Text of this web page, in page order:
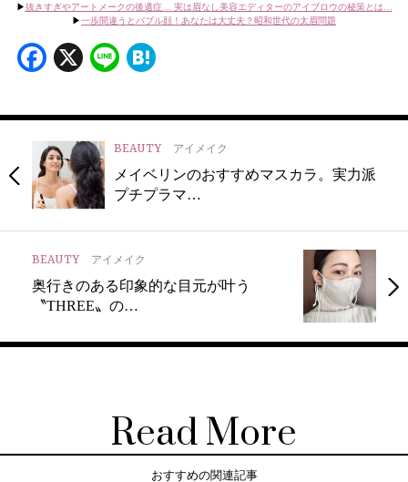
▶︎抜きすぎやアートメークの後遺症… 実は眉なし美容エディターのアイブロウの秘策とは…
▶︎一歩間違うとバブル顔！あなたは大丈夫？昭和世代の太眉問題
Facebook
X Line
BEAUTY アイメイク
メイベリンのおすすめマスカラ。実力派
プチプラマ…
BEAUTY アイメイク
奥行きのある印象的な目元が叶う
〝THREE〟の…
Read More
おすすめの関連記事